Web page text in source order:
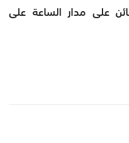
على مدار الساعة على